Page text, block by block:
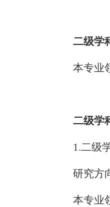
二级学
本专业
二级学
1.二级
研究方
本专业